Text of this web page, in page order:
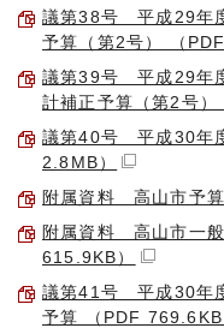
議第38号 平成29年
予算（第2号） （
議第39号 平成29年
計補正予算（第2号）
議第40号 平成30年
2.8MB）
附属資料 高山市予
附属資料 高山市一
615.9KB）
議第41号 平成30年
予算 （PDF 769.6KB